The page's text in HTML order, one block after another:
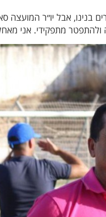
בנינו, אבל יו״ר המועצה
מתפקידי. אני